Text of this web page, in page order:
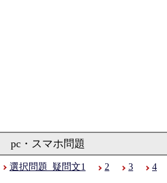
選択問題_疑問文1 2 3 4